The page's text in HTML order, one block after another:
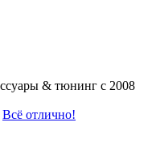
& тюнинг с 2008
Всё отлично!